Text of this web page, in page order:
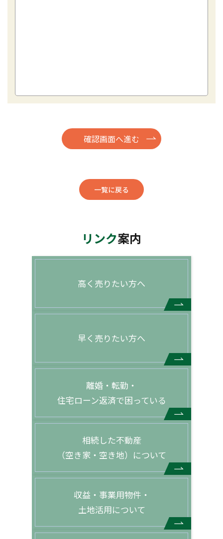
一覧に戻る
リンク案内
高く売りたい方へ
早く売りたい方へ
離婚・転勤・
住宅ローン返済で困っている
相続した不動産
（空き家・空き地）について
収益・事業用物件・
土地活用について